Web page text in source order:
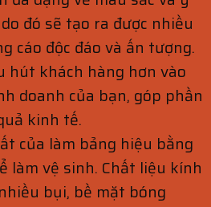
đó sẽ tạo ra được nhiều
cáo độc đáo và ấn tượng.
hút khách hàng hơn vào
doanh của bạn, góp phần
kinh tế.
của làm bảng hiệu bằng
làm vệ sinh. Chất liệu kính
bụi, bề mặt bóng